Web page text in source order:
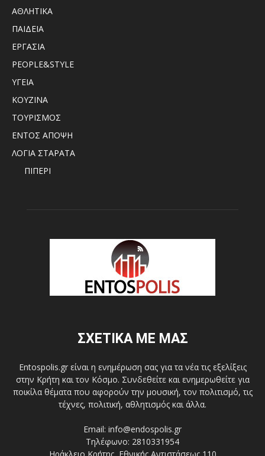
ΑΘΛΗΤΙΚΑ
ΠΑΙΔΕΙΑ
ΕΡΓΑΣΙΑ
PEOPLE&STYLE
ΥΓΕΙΑ
ΚΟΥΖΙΝΑ
ΤΟΥΡΙΣΜΟΣ
ΕΝΤΟΣ ΑΠΟΨΗ
ΛΟΓΙΑ ΣΤΑΡΑΤΑ
ΠΙΠΕΡΙ
ΣΧΕΤΙΚΑ ΜΕ ΜΑΣ
Entospolis.gr είναι η ενημέρωση σας για τα νέα τις εξελίξεις
στην Κρήτη και τον Κόσμο. Συνδεθείτε και ενημερωθείτε για
ποικίλα θέματα που αφορούν την μουσική, τον πολιτισμό, τις
τέχνες, πολιτική, αθλητισμός και άλλα.
Email: info@endospolis.gr
Τηλέφωνο: 2810331954